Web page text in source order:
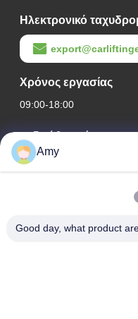
Ηλεκτρονικό
Χρόνος εργασίας
09:00-18:00
Η διεύθυνσή μας
Διεύθυνση Εταιρείας
Εθνικός δρόμος 106,
Amy
Good day, what product